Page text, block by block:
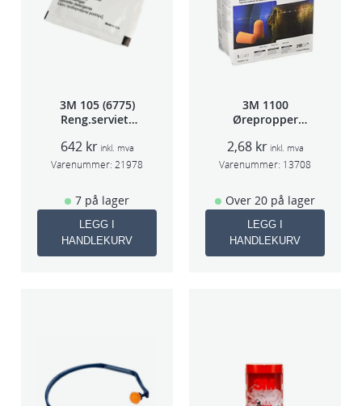
3M 105 (6775)
Reng.serviett
642 kr inkl. mva
Varenummer: 21978
7 på lager
LEGG I
HANDLEKURV
3M 1100
Ørepropper
2,68 kr inkl. mva
Varenummer: 13708
Over 20 på lager
LEGG I
HANDLEKURV